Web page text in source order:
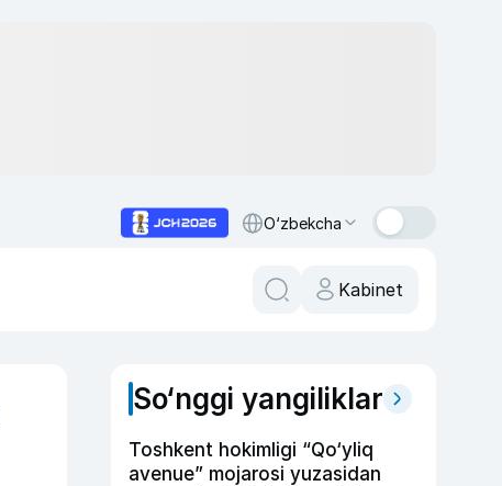
O‘zbekcha
Kabinet
So‘nggi yangiliklar
Toshkent hokimligi “Qo‘yliq
avenue” mojarosi yuzasidan